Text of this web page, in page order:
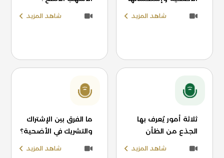
شاهد المزيد شاهد المزيد
ثلاثة أمور يُعرف بها
الجذع من الظأن
شاهد المزيد
ما الفرق بين الإشتراك
والتشريك في الأضحية؟
شاهد المزيد